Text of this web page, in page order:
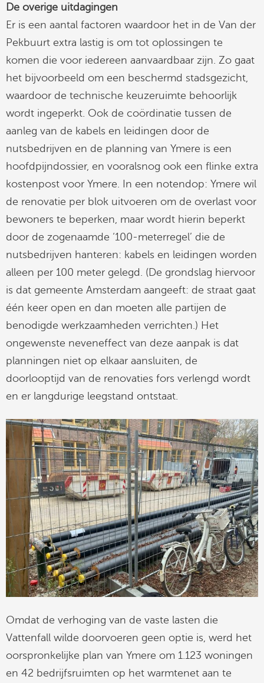
De overige uitdagingen
Er is een aantal factoren waardoor het in de Van der
Pekbuurt extra lastig is om tot oplossingen te
komen die voor iedereen aanvaardbaar zijn. Zo gaat
het bijvoorbeeld om een beschermd stadsgezicht,
waardoor de technische keuzeruimte behoorlijk
wordt ingeperkt. Ook de coördinatie tussen de
aanleg van de kabels en leidingen door de
nutsbedrijven en de planning van Ymere is een
hoofdpijndossier, en vooralsnog ook een flinke extra
kostenpost voor Ymere. In een notendop: Ymere wil
de renovatie per blok uitvoeren om de overlast voor
bewoners te beperken, maar wordt hierin beperkt
door de zogenaamde ‘100-meterregel’ die de
nutsbedrijven hanteren: kabels en leidingen worden
alleen per 100 meter gelegd. (De grondslag hiervoor
is dat gemeente Amsterdam aangeeft: de straat gaat
één keer open en dan moeten alle partijen de
benodigde werkzaamheden verrichten.) Het
ongewenste neveneffect van deze aanpak is dat
planningen niet op elkaar aansluiten, de
doorlooptijd van de renovaties fors verlengd wordt
en er langdurige leegstand ontstaat.
Omdat de verhoging van de vaste lasten die
Vattenfall wilde doorvoeren geen optie is, werd het
oorspronkelijke plan van Ymere om 1.123 woningen
en 42 bedrijfsruimten op het warmtenet aan te